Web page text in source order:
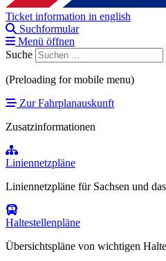
Ticket information in english
Suchformular
Menü öffnen
Suche
(Preloading for mobile menu)
Zur Fahrplanauskunft
Zusatzinformationen
Liniennetzpläne
Liniennetzpläne für Sachsen und
Haltestellenpläne
Übersichtspläne von wichtigen